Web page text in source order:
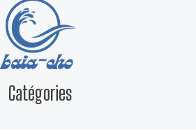
Catégories